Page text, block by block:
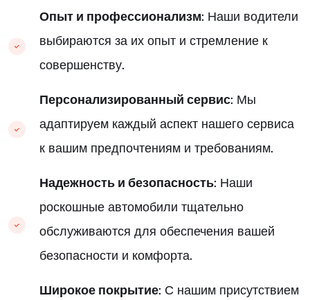
Опыт и профессионализм: Наши водители
выбираются за их опыт и стремление к
совершенству.
Персонализированный сервис: Мы
адаптируем каждый аспект нашего сервиса
к вашим предпочтениям и требованиям.
Надежность и безопасность: Наши
роскошные автомобили тщательно
обслуживаются для обеспечения вашей
безопасности и комфорта.
Широкое покрытие: С нашим присутствием